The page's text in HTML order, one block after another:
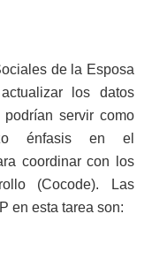
de la Esposa
los datos
servir como
énfasis en el
coordinar con los
(Cocode). Las
en esta tarea son: